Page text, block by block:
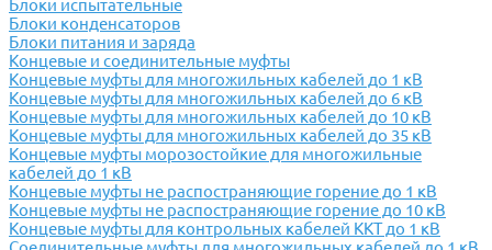
Блоки испытательные
Блоки конденсаторов
Блоки питания и заряда
Концевые и соединительные муфты
Концевые муфты для многожильных кабелей до 1 кВ
Концевые муфты для многожильных кабелей до 6 кВ
Концевые муфты для многожильных кабелей до 10 кВ
Концевые муфты для многожильных кабелей до 35 кВ
Концевые муфты морозостойкие для многожильные
кабелей до 1 кВ
Концевые муфты не распостраняющие горение до 1 кВ
Концевые муфты не распостраняющие горение до 10 кВ
Концевые муфты для контрольных кабелей ККТ до 1 кВ